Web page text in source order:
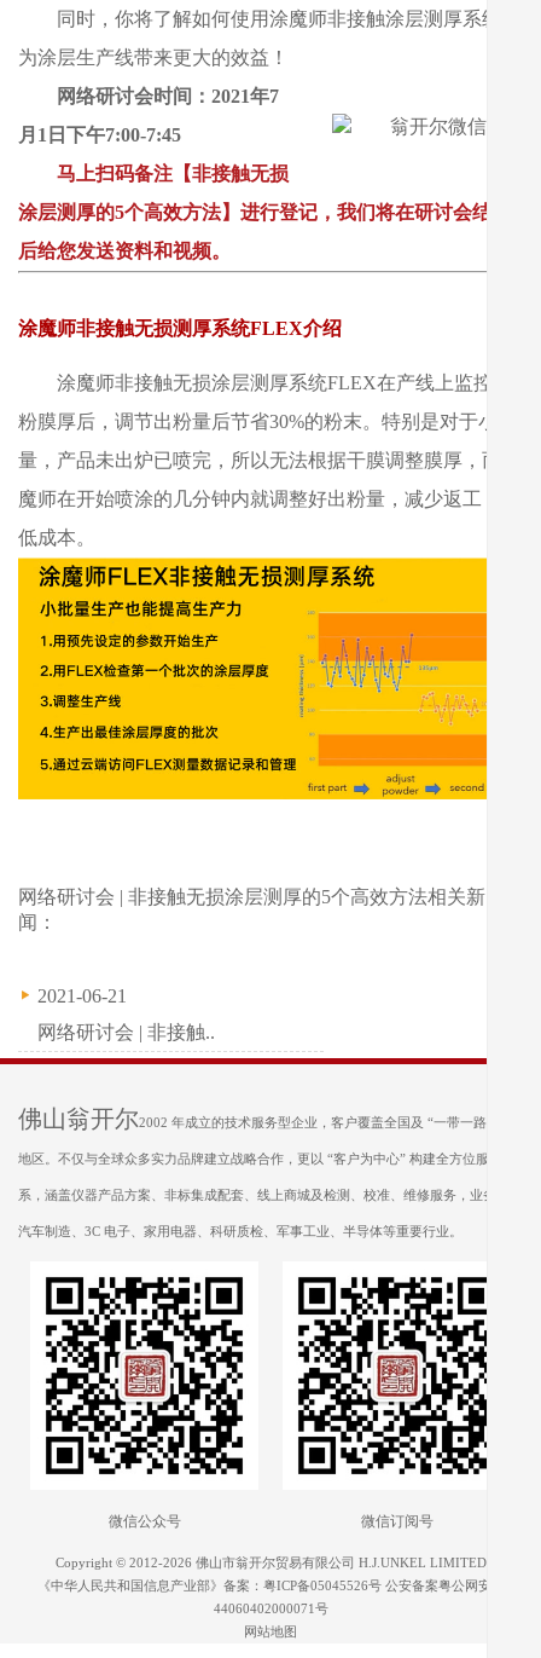
同时，你将了解如何使用涂魔师非接触涂层测厚系统，
为涂层生产线带来更大的效益！
网络研讨会时间：2021年7
月1日下午7:00-7:45
马上扫码备注【非接触无损
涂层测厚的5个高效方法】进行登记，我们将在研讨会结束
后给您发送资料和视频。
涂魔师非接触无损测厚系统FLEX介绍
涂魔师非接触无损涂层测厚系统FLEX在产线上监控喷
粉膜厚后，调节出粉量后节省30%的粉末。特别是对于小批
量，产品未出炉已喷完，所以无法根据干膜调整膜厚，而涂
魔师在开始喷涂的几分钟内就调整好出粉量，减少返工，降
低成本。
网络研讨会 | 非接触无损涂层测厚的5个高效方法相关新
闻：
2021-06-21
网络研讨会 | 非接触..
佛山翁开尔2002 年成立的技术服务型企业，客户覆盖全国及 “一带一路” 沿线
地区。不仅与全球众多实力品牌建立战略合作，更以 “客户为中心” 构建全方位服务体
系，涵盖仪器产品方案、非标集成配套、线上商城及检测、校准、维修服务，业务遍及
汽车制造、3C 电子、家用电器、科研质检、军事工业、半导体等重要行业。
微信公众号 微信订阅号
Copyright © 2012-2026 佛山市翁开尔贸易有限公司 H.J.UNKEL LIMITED
《中华人民共和国信息产业部》备案： 粤ICP备05045526号公安备案粤公网安备
44060402000071号
网站地图